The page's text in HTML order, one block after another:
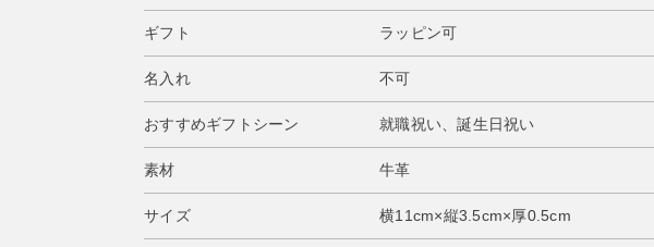
ギフト ラッピン可
名入れ 不可
おすすめギフトシーン 就職祝い、誕生日祝い
素材 牛革
サイズ 横11cm×縦3.5cm×厚0.5cm